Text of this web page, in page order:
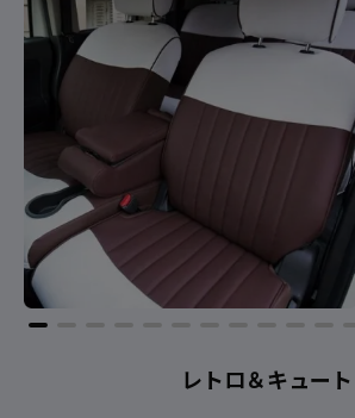
レトロ＆キュート